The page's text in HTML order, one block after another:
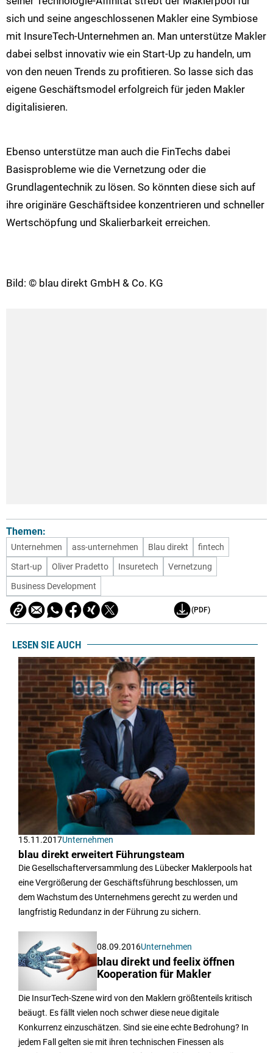
sich und seine angeschlossenen Makler eine Symbiose
mit InsureTech-Unternehmen an. Man unterstütze Makler
dabei selbst innovativ wie ein Start-Up zu handeln, um
von den neuen Trends zu profitieren. So lasse sich das
eigene Geschäftsmodel erfolgreich für jeden Makler
digitalisieren.
Ebenso unterstütze man auch die FinTechs dabei
Basisprobleme wie die Vernetzung oder die
Grundlagentechnik zu lösen. So könnten diese sich auf
ihre originäre Geschäftsidee konzentrieren und schneller
Wertschöpfung und Skalierbarkeit erreichen.
Bild: © blau direkt GmbH & Co. KG
Themen:
Unternehmen ass-unternehmen Blau direkt
fintech
Start-up
Oliver Pradetto Insuretech
Vernetzung
Business Development
(PDF)
LESEN SIE AUCH
15.11.2017Unternehmen
blau direkt erweitert Führungsteam
Die Gesellschafterversammlung des Lübecker Maklerpools hat
eine Vergrößerung der Geschäftsführung beschlossen, um
dem Wachstum des Unternehmens gerecht zu werden und
langfristig Redundanz in der Führung zu sichern.
08.09.2016Unternehmen
blau direkt und feelix öffnen
Kooperation für Makler
Die InsurTech-Szene wird von den Maklern größtenteils kritisch
beäugt. Es fällt vielen noch schwer diese neue digitale
Konkurrenz einzuschätzen. Sind sie eine echte Bedrohung? In
jedem Fall gelten sie mit ihren technischen Finessen als